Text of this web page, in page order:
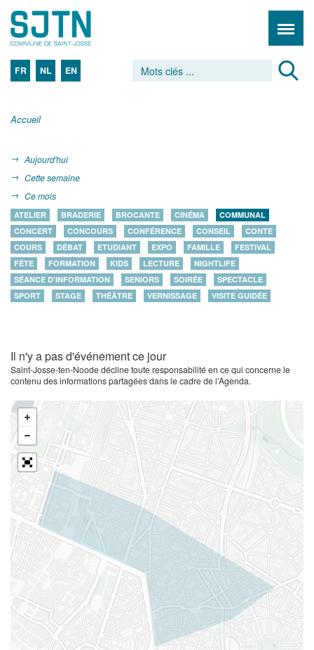
FR NL EN
Accueil
Aujourd'hui
Cette semaine
Ce mois
ATELIER BRADERIE BROCANTE CINÉMA
COMMUNAL
CONCERT
CONCOURS CONFÉRENCE CONSEIL
CONTE
COURS
DÉBAT ETUDIANT EXPO FAMILLE
FESTIVAL
FÊTE
FORMATION KIDS LECTURE
NIGHTLIFE
SÉANCE D'INFORMATION
SENIORS SOIRÉE
SPECTACLE
SPORT
STAGE THÉÂTRE VERNISSAGE VISITE GUIDÉE
Il n'y a pas d'événement ce jour
Saint-Josse-ten-Noode décline toute responsabilité en ce qui concerne le
contenu des informations partagées dans le cadre de l’Agenda.